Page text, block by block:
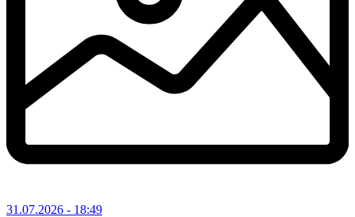
31.07.2026 - 18:49